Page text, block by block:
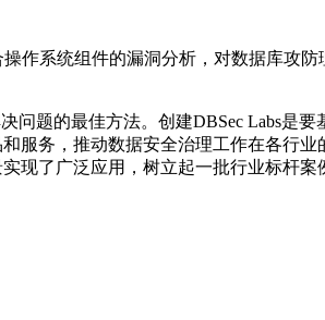
作系统组件的漏洞分析，对数据库攻
题的最佳方法。创建DBSec Labs是
服务，推动数据安全治理工作在各行
现了广泛应用，树立起一批行业标杆案